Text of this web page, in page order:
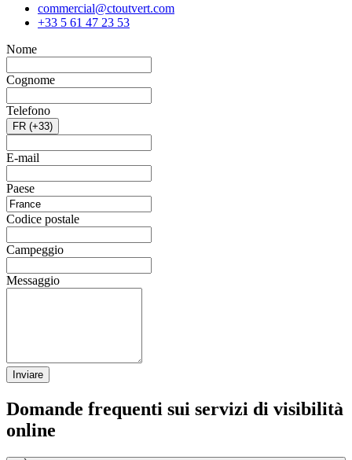
commercial@ctoutvert.com
+33 5 61 47 23 53
Nome
Cognome
Telefono
FR (+33)
E-mail
Paese
Codice postale
Campeggio
Messaggio
Inviare
Domande frequenti sui servizi di visibilità
online